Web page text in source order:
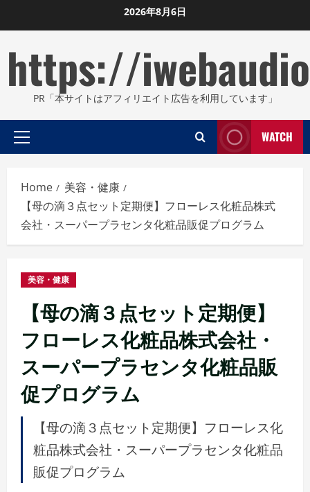
to
2026年8月6日
https://
PR「本サイトはアフィリエイト広告を利用しています」
Primary
WATCH
Home
美容・健康
【母の滴３点セット定期便】フローレス化粧品株式
会社・スーパープラセンタ化粧品販促プログラム
美容・健康
【母の滴３点セット定期便】
フローレス化粧品株式会社・
スーパープラセンタ化粧品販
促プログラム
【母の滴３点セット定期便】フローレス化
粧品株式会社・スーパープラセンタ化粧品
販促プログラム